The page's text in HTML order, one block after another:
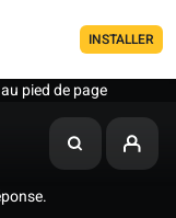
INSTALLER
pied de page